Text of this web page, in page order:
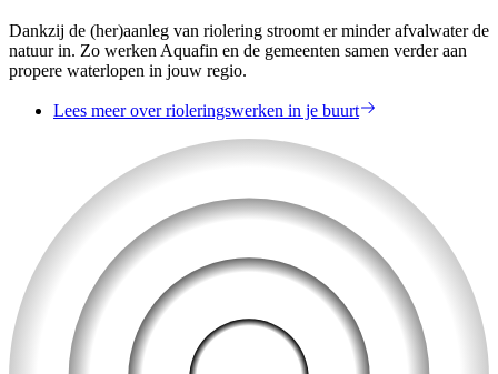
Dankzij de (her)aanleg van riolering stroomt er minder afvalwater de
natuur in. Zo werken Aquafin en de gemeenten samen verder aan
propere waterlopen in jouw regio.
Lees meer over rioleringswerken in je buurt